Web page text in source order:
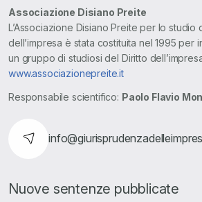
Associazione Disiano Preite
L’Associazione Disiano Preite per lo studio
dell’impresa è stata costituita nel 1995 per
un gruppo di studiosi del Diritto
www.associazionepreite.it
Responsabile scientifico: Paolo Flavio
Nuove sentenze pubblicate